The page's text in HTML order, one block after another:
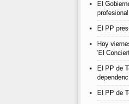
El
El PP
Hoy
'El
El PP de
El PP de